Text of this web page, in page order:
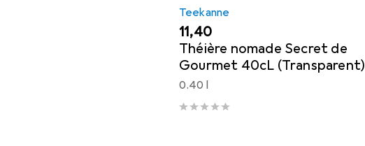
Teekanne
EUR
11,40
Théière nomade Secret de
Gourmet 40cL (Transparent)
0.40 l